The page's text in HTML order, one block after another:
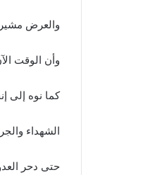
والعرض
وأن الوقت
كما نوه إلى
الشهداء
حتى دحر